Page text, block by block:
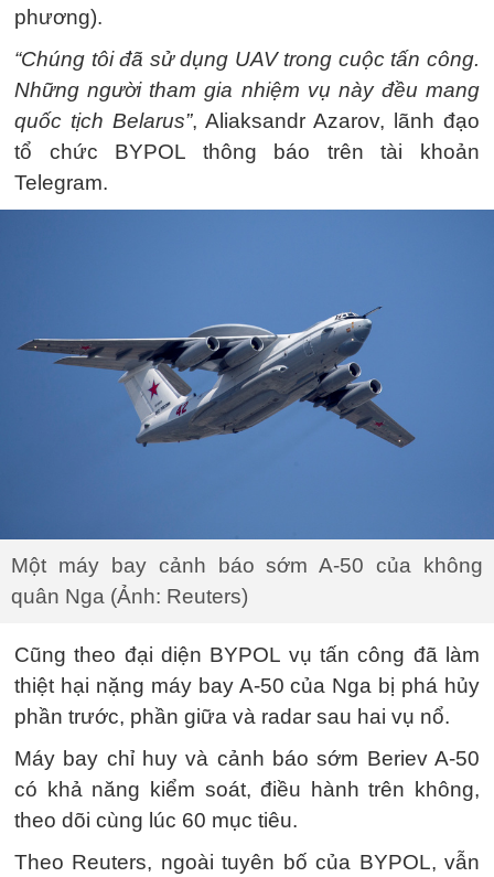
phương).
“Chúng tôi đã sử dụng UAV trong cuộc tấn công.
Những người tham gia nhiệm vụ này đều mang
quốc tịch Belarus”, Aliaksandr Azarov, lãnh đạo
tổ chức BYPOL thông báo trên tài khoản
Telegram.
Một máy bay cảnh báo sớm A-50 của không
quân Nga (Ảnh: Reuters)
Cũng theo đại diện BYPOL vụ tấn công đã làm
thiệt hại nặng máy bay A-50 của Nga bị phá hủy
phần trước, phần giữa và radar sau hai vụ nổ.
Máy bay chỉ huy và cảnh báo sớm Beriev A-50
có khả năng kiểm soát, điều hành trên không,
theo dõi cùng lúc 60 mục tiêu.
Theo Reuters, ngoài tuyên bố của BYPOL, vẫn